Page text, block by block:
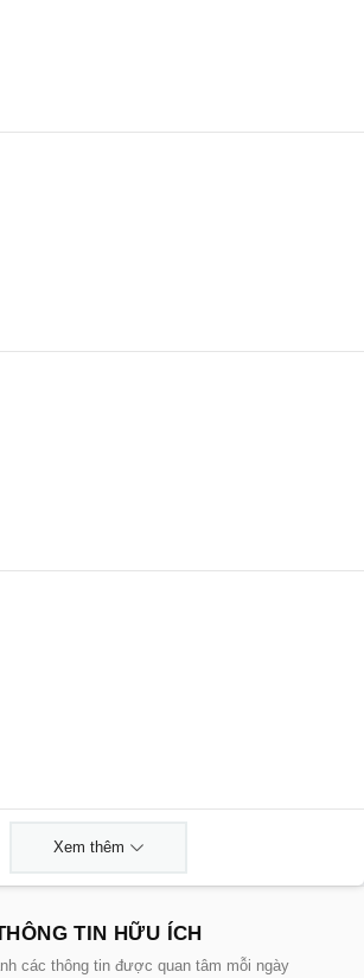
Xem thêm
TIN HỮU ÍCH
các thông tin được quan tâm mỗi ngày